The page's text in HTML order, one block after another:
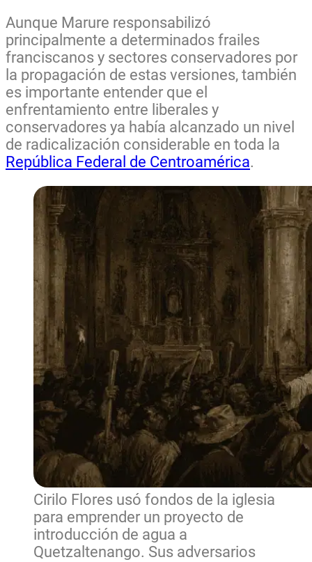
Aunque Marure responsabilizó
principalmente a determinados frailes
franciscanos y sectores conservadores por
la propagación de estas versiones, también
es importante entender que el
enfrentamiento entre liberales y
conservadores ya había alcanzado un nivel
de radicalización considerable en toda la
República Federal de Centroamérica.
Cirilo Flores usó fondos de la iglesia
para emprender un proyecto de
introducción de agua a
Quetzaltenango. Sus adversarios